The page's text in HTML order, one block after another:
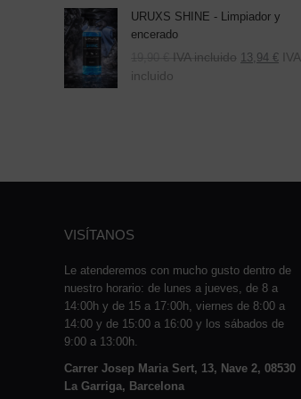
URUXS SHINE - Limpiador y
encerado
19,90 € IVA incluido 13,94 € IVA
incluido
VISÍTANOS
Le atenderemos con mucho gusto dentro de
nuestro horario: de lunes a jueves, de 8 a
14:00h y de 15 a 17:00h, viernes de 8:00 a
14:00 y de 15:00 a 16:00 y los sábados de
9:00 a 13:00h.
Carrer Josep Maria Sert, 13, Nave 2, 08530
La Garriga, Barcelona